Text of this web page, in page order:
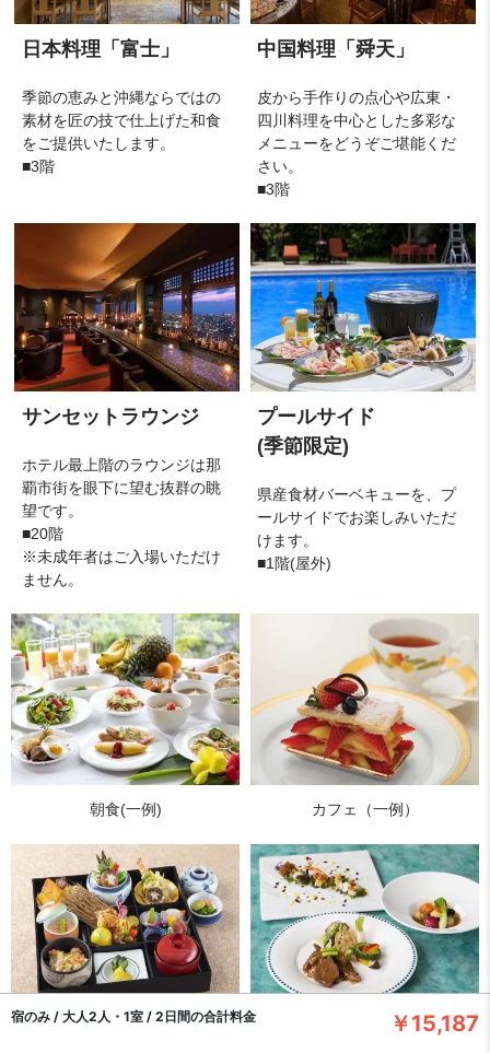
日本料理「富士」
季節の恵みと沖縄ならではの
素材を匠の技で仕上げた和食
をご提供いたします。
■3階
中国料理「舜天」
皮から手作りの点心や広東・
四川料理を中心とした多彩な
メニューをどうぞご堪能くだ
さい。
■3階
サンセットラウンジ
ホテル最上階のラウンジは那
覇市街を眼下に望む抜群の眺
望です。
■20階
※未成年者はご入場いただけ
ません。
プールサイド
(季節限定)
県産食材バーベキューを、プ
ールサイドでお楽しみいただ
けます。
■1階(屋外)
朝食(一例) カフェ（一例）
宿のみ / 大人2人・1室 / 2日間の合計料金 ￥15,187